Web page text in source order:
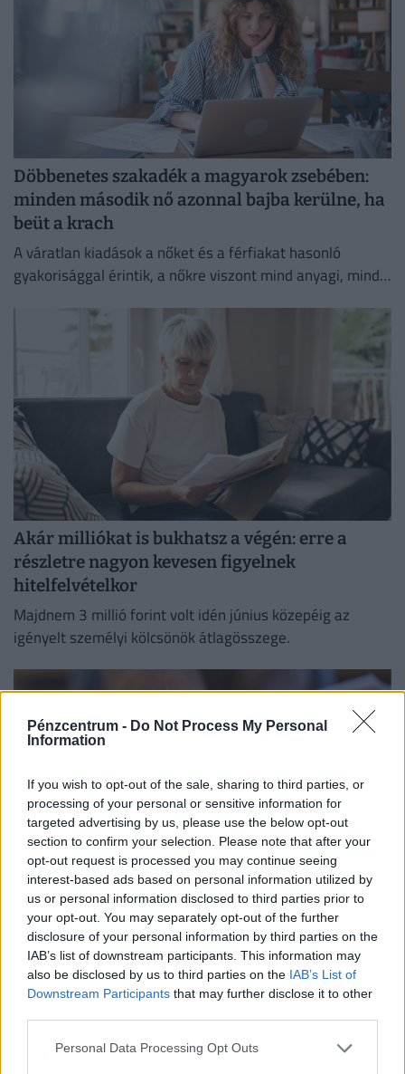
Pénzcentrum - Do Not Process My Personal
Information
If you wish to opt-out of the sale, sharing to third parties, or
processing of your personal or sensitive information for
targeted advertising by us, please use the below opt-out
section to confirm your selection. Please note that after your
opt-out request is processed you may continue seeing
interest-based ads based on personal information utilized by
us or personal information disclosed to third parties prior to
your opt-out. You may separately opt-out of the further
disclosure of your personal information by third parties on the
IAB’s list of downstream participants. This information may
also be disclosed by us to third parties on the IAB’s List of
Downstream Participants that may further disclose it to other
Personal Data Processing Opt Outs
Döbbenetes szakadék a magyarok zsebében:
minden második nő azonnal bajba kerülne, ha
beüt a krach
A váratlan kiadások a nőket és a férfiakat hasonló
gyakorisággal érintik, a nőkre viszont mind anyagi, mind
Akár milliókat is bukhatsz a végén: erre a
részletre nagyon kevesen figyelnek
hitelfelvételkor
Majdnem 3 millió forint volt idén június közepéig az
igényelt személyi kölcsönök átlagösszege.
Hihetetlen kiskapu a magyar lakáshiteleknél:
milliókat spórolhatsz ezzel az elfeledett
módszerrel
A magyar lakáshitel-állomány egy év alatt ötödével
bővült, miközben a hitelfelvétel szerepe is tovább nőtt a
lakásvásárlásokban.